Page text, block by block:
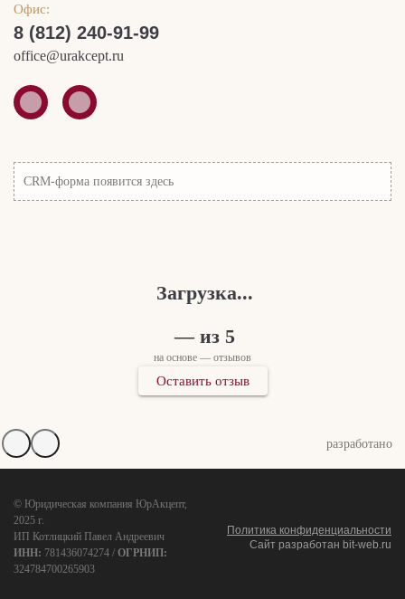
Офис:
8 (812) 240-91-99
office@urakcept.ru
CRM-форма появится здесь
Загрузка...
—из 5
на основе — отзывов
Оставить отзыв
разработано
© Юридическая компания ЮрАкцепт,
2025 г.
ИП Котлицкий Павел Андреевич
ИНН: 781436074274 / ОГРНИП:
324784700265903
Политика конфиденциальности
Сайт разработан bit-web.ru